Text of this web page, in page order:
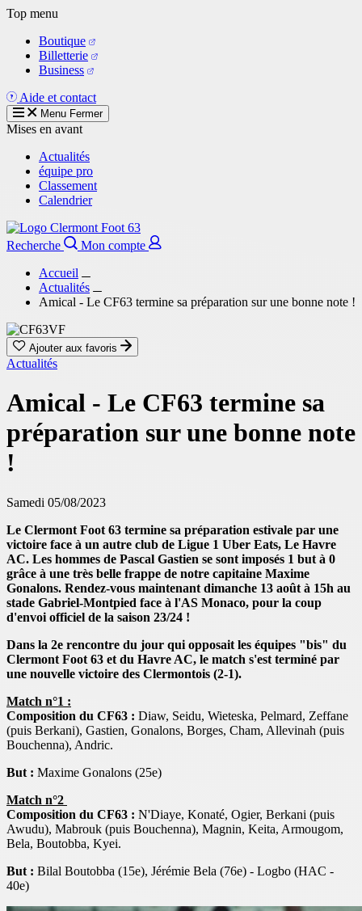
Aller
contenu
principal
Top menu
Boutique
Billetterie
Business
Aide et contact
Menu Fermer
Mises en avant
Actualités
équipe pro
Classement
Calendrier
Recherche
Mon compte
Accueil
Actualités
Amical - Le CF63 termine sa préparation sur une bonne note !
Ajouter aux favoris
Actualités
Amical - Le CF63 termine sa
préparation sur une bonne note
!
Samedi 05/08/2023
Le Clermont Foot 63 termine sa préparation estivale par une
victoire face à un autre club de Ligue 1 Uber Eats, Le Havre
AC. Les hommes de Pascal Gastien se sont imposés 1 but à 0
grâce à une très belle frappe de notre capitaine Maxime
Gonalons. Rendez-vous maintenant dimanche 13 août à 15h au
stade Gabriel-Montpied face à l'AS Monaco, pour la coup
d'envoi officiel de la saison 23/24 !
Dans la 2e rencontre du jour qui opposait les équipes "bis" du
Clermont Foot 63 et du Havre AC, le match s'est terminé par
une nouvelle victoire des Clermontois (2-1).
Match n°1 :
Composition du CF63 : Diaw, Seidu, Wieteska, Pelmard, Zeffane
(puis Berkani), Gastien, Gonalons, Borges, Cham, Allevinah (puis
Bouchenna), Andric.
But : Maxime Gonalons (25e)
Match n°2
Composition du CF63 : N'Diaye, Konaté, Ogier, Berkani (puis
Awudu), Mabrouk (puis Bouchenna), Magnin, Keita, Armougom,
Bela, Boutobba, Kyei.
But : Bilal Boutobba (15e), Jérémie Bela (76e) - Logbo (HAC -
40e)